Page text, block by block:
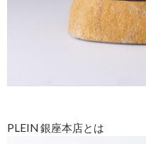
PLEIN 銀座本店とは